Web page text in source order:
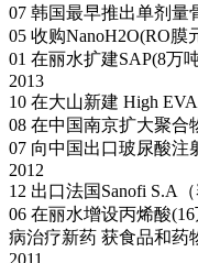
07 韩国最早推出单剂量
05 收购NanoH2O(RO膜
01 在丽水扩建SAP(8万
2013
10 在大山新建 High
08 在中国南京扩大聚合
07 向中国出口玻尿酸注
2012
12 出口法国Sanofi S.A
06 在丽水增设丙烯酸
病治疗新药 获食品和药
2011